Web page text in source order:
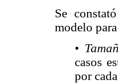
Se
modelo
•
casos
por